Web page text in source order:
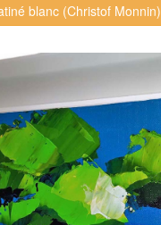
Satiné blanc (Christof Monnin)